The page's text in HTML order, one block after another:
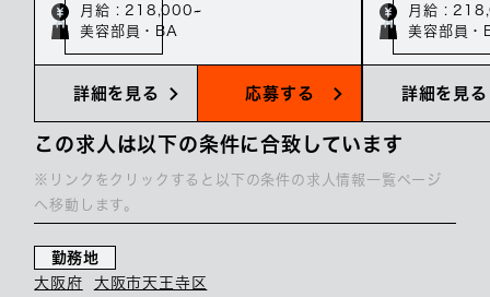
月給 : 218,000~
美容部員・BA
詳細を見る 応募する
月給 :
美容部員・
詳細を見る
この求人は以下の条件に合致しています
※リンクをクリックすると以下の条件の求人情報一覧ページ
へ移動します。
勤務地
大阪府
大阪市天王寺区